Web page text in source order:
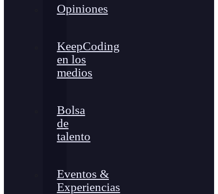
Opiniones
KeepCoding
en los
medios
Bolsa
de
talento
Eventos &
Experiencias